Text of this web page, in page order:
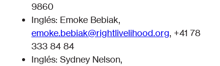
9860
Inglés: Emoke Bebiak,
emoke.bebiak@rightlivelihood.org, +41 78
333 84 84
Inglés: Sydney Nelson,